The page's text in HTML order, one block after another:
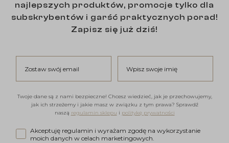
najlepszych produktów, promocje tylko dla
subskrybentów i garść praktycznych porad!
Zapisz się już dziś!
Twoje dane są z nami bezpieczne! Chcesz wiedzieć, jak je przechowujemy,
jak ich strzeżemy i jakie masz w związku z tym prawa? Sprawdź
naszą regulamin sklepu i politykę prywatności
Akceptuję regulamin i wyrażam zgodę na wykorzystanie
Akceptuję regulamin i wyrażam zgodę na wykorzystanie
moich danych w celach marketingowych.